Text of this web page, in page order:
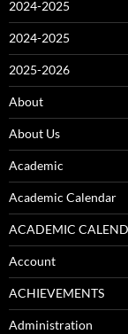
2024-2025
2024-2025
2025-2026
About
About Us
Academic
Academic Calendar
ACADEMIC
Account
ACHIEVEMENTS
Administration